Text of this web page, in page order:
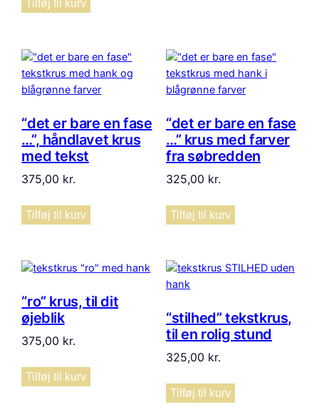
Tilføj til kurv
“det er bare en fase
…”, håndlavet krus
med tekst
375,00 kr.
Tilføj til kurv
“det er bare en fase
…” krus med farver
fra søbredden
325,00 kr.
Tilføj til kurv
“ro” krus, til dit
øjeblik
375,00 kr.
Tilføj til kurv
“stilhed” tekstkrus,
til en rolig stund
325,00 kr.
Tilføj til kurv